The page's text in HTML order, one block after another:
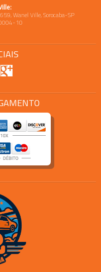
Wanel Ville, Sorocaba-SP
10